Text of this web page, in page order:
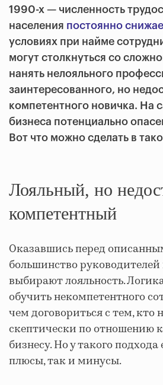
1990-х — численность
населения постоянно
условиях при найме
могут столкнуться со
нанять нелояльного
заинтересованного, но
компетентного новичка. На
бизнеса потенциально
Вот что можно сделать в
Лояльный, но
компетентный
Оказавшись перед
большинство
выбирают лояльность.
обучить некомпетентного
чем договориться с тем, кто
скептически по отношению
бизнесу. Но у такого подхода
плюсы, так и минусы.